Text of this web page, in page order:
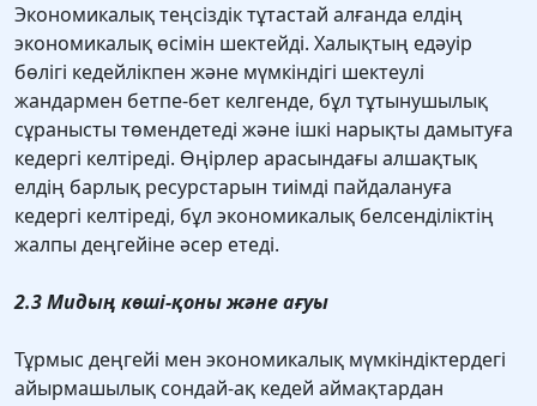
Экономикалық теңсіздік тұтастай алғанда елдің
экономикалық өсімін шектейді. Халықтың едәуір
бөлігі кедейлікпен және мүмкіндігі шектеулі
жандармен бетпе-бет келгенде, бұл тұтынушылық
сұранысты төмендетеді және ішкі нарықты дамытуға
кедергі келтіреді. Өңірлер арасындағы алшақтық
елдің барлық ресурстарын тиімді пайдалануға
кедергі келтіреді, бұл экономикалық белсенділіктің
жалпы деңгейіне әсер етеді.
2.3 Мидың көші-қоны және ағуы
Тұрмыс деңгейi мен экономикалық мүмкiндiктердегi
айырмашылық сондай-ақ кедей аймақтардан